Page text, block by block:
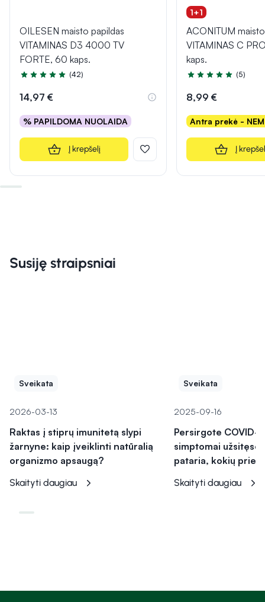
OILESEN maisto papildas
VITAMINAS D3 4000 TV
FORTE, 60 kaps.
Įvertinimas 5.0 iš 5
(42)
14,97 €
% PAPILDOMA NUOLAIDA
Į krepšelį
1+1
ACONITUM
VITAMINAS C
kaps.
Įvertinimas 5.0 iš 5
(5)
8,99 €
Antra prekė -
Į
Susiję straipsniai
Sveikata
2026-03-13
Raktas į stiprų imunitetą slypi
žarnyne: kaip įveiklinti natūralią
organizmo apsaugą?
Skaityti daugiau
Sveikata
2025-09-16
Persirgote COVID-
simptomai
pataria, kokių
Skaityti daugiau